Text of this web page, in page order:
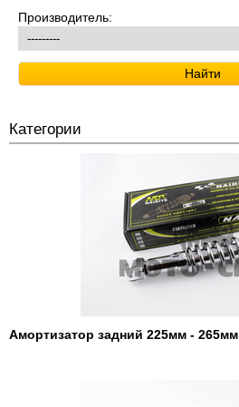
Производитель:
Категории
Амортизатор задний 225мм - 265мм